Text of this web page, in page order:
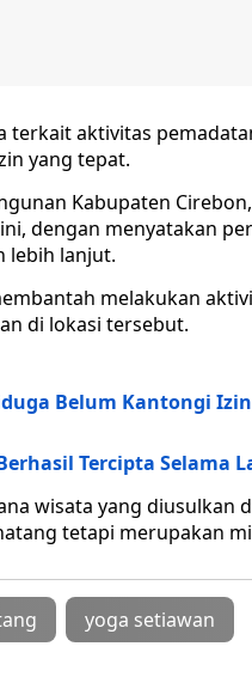
aktivitas
yang tepat.
Kabupaten
dengan menyatakan
lebih lanjut.
melakukan
di lokasi tersebut.
Belum Kantongi
Tercipta Selama
wisata yang diusulkan
tetapi merupakan
yoga setiawan